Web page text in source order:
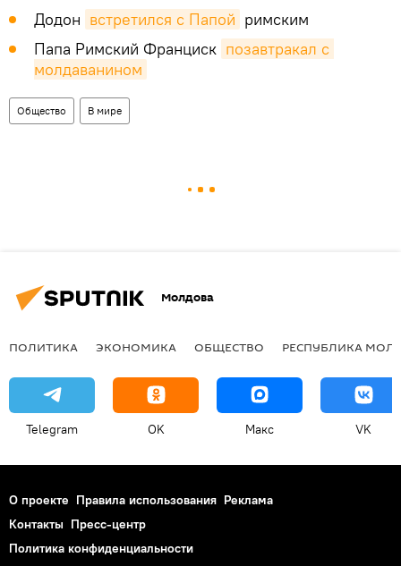
Додон встретился с Папой римским
Папа Римский Франциск позавтракал с
молдаванином
Общество В мире
Молдова
ПОЛИТИКА ЭКОНОМИКА ОБЩЕСТВО РЕСПУБЛИКА
Telegram OK Макс VK
О проекте Правила использования Реклама
Контакты Пресс-центр
Политика конфиденциальности